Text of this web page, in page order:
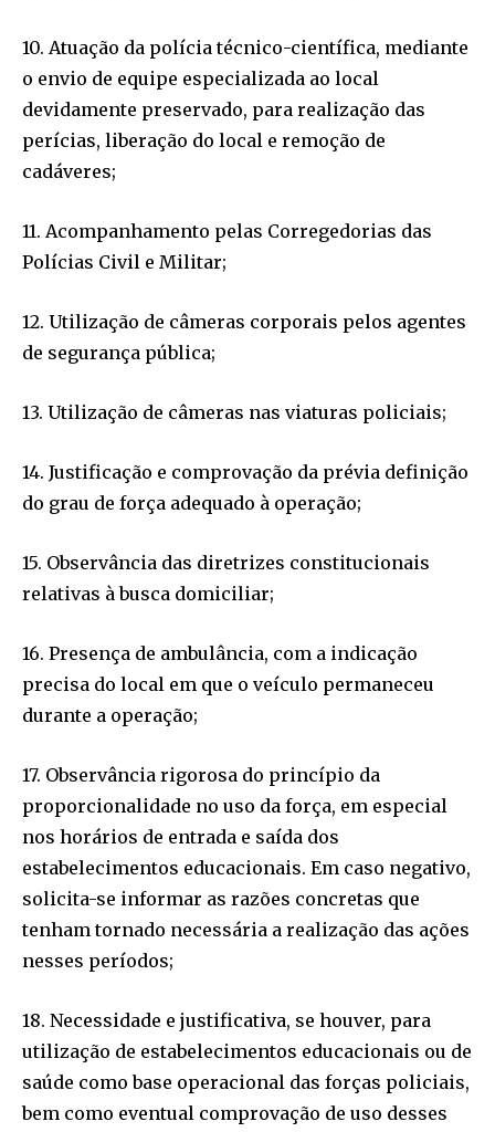
10. Atuação da polícia técnico-científica, mediante
o envio de equipe especializada ao local
devidamente preservado, para realização das
perícias, liberação do local e remoção de
cadáveres;
11. Acompanhamento pelas Corregedorias das
Polícias Civil e Militar;
12. Utilização de câmeras corporais pelos agentes
de segurança pública;
13. Utilização de câmeras nas viaturas policiais;
14. Justificação e comprovação da prévia definição
do grau de força adequado à operação;
15. Observância das diretrizes constitucionais
relativas à busca domiciliar;
16. Presença de ambulância, com a indicação
precisa do local em que o veículo permaneceu
durante a operação;
17. Observância rigorosa do princípio da
proporcionalidade no uso da força, em especial
nos horários de entrada e saída dos
estabelecimentos educacionais. Em caso negativo,
solicita-se informar as razões concretas que
tenham tornado necessária a realização das ações
nesses períodos;
18. Necessidade e justificativa, se houver, para
utilização de estabelecimentos educacionais ou de
saúde como base operacional das forças policiais,
bem como eventual comprovação de uso desses